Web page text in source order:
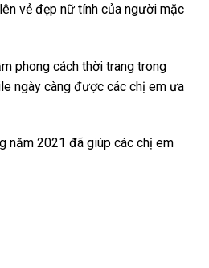
vẻ đẹp nữ tính của người mặc
phong cách thời trang trong
ngày càng được các chị em ưa
năm 2021 đã giúp các chị em